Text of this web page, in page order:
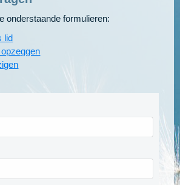
onderstaande formulieren:
lid